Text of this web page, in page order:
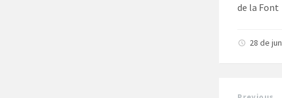
de la Font
28 de